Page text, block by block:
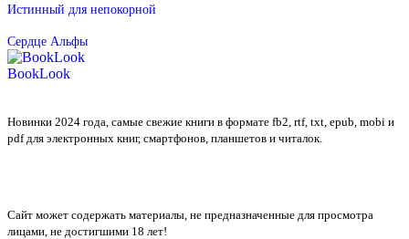
Истинный для непокорной
Сердце Альфы
BookLook
Новинки 2024 года, самые свежие книги в формате fb2, rtf, txt, epub, mobi и
pdf для электронных книг, смартфонов, планшетов и читалок.
Сайт может содержать материалы, не предназначенные для просмотра
лицами, не достигшими 18 лет!